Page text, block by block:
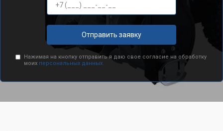
Отправить заявку
Нажимая на кнопку отправить я даю свое согласие на обработку
моих персональных данных.